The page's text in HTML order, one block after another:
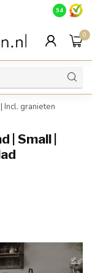
Gratis
9.4
0
Incl. granieten
| Small |